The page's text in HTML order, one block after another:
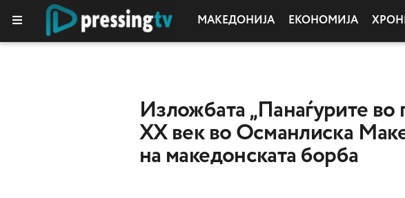
МАКЕДОНИЈА ЕКОНОМИЈА
Изложбата „Панаѓурите
XX век во Османлиска
на македонската борба